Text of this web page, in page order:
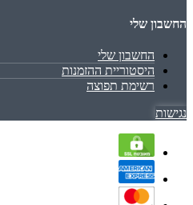
החשבון שלי
החשבון שלי
היסטוריית ההזמנות
רשימת תפוצה
נגישות